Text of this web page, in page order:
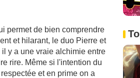
permet de bien comprendre
et hilarant, le duo Pierre et
y a une vraie alchimie entre
rire. Même si l'intention du
et en prime on a